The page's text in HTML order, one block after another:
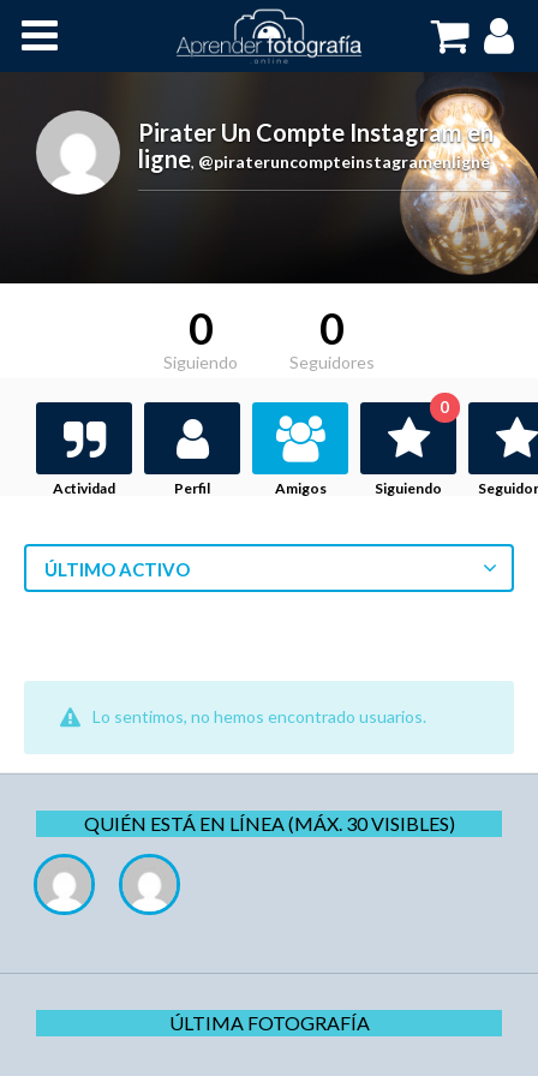
Cursos OnLine
Pirater Un Compte Instagram en
ligne, @pirateruncompteinstagramenligne
0
Siguiendo
0
Seguidores
Actividad Perfil Amigos Siguiendo
0
ÚLTIMO ACTIVO
Lo sentimos, no hemos encontrado usuarios.
QUIÉN ESTÁ EN LÍNEA (MÁX. 30 VISIBLES)
ÚLTIMA FOTOGRAFÍA